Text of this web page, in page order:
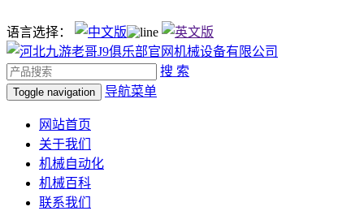
语言选择：
搜 索
Toggle navigation 导航菜单
网站首页
关于我们
机械自动化
机械百科
联系我们